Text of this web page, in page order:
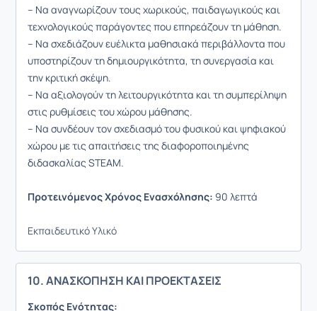
– Να αναγνωρίζουν τους χωρικούς, παιδαγωγικούς και
τεχνολογικούς παράγοντες που επηρεάζουν τη μάθηση.
– Να σχεδιάζουν ευέλικτα μαθησιακά περιβάλλοντα που
υποστηρίζουν τη δημιουργικότητα, τη συνεργασία και
την κριτική σκέψη.
– Να αξιολογούν τη λειτουργικότητα και τη συμπερίληψη
στις ρυθμίσεις του χώρου μάθησης.
– Να συνδέουν τον σχεδιασμό του φυσικού και ψηφιακού
χώρου με τις απαιτήσεις της διαφοροποιημένης
διδασκαλίας STEAM.
Προτεινόμενος Χρόνος Ενασχόλησης: 90 λεπτά
Εκπαιδευτικό Υλικό
10. ΑΝΑΣΚΟΠΗΣΗ ΚΑΙ ΠΡΟΕΚΤΑΣΕΙΣ
Σκοπός Ενότητας: